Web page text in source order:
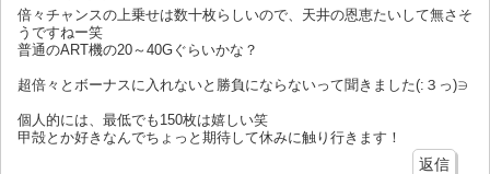
倍々チャンスの上乗せは数十枚らしいので、天井の恩恵たいして無さそ
うですねー笑
普通のART機の20～40Gぐらいかな？
超倍々とボーナスに入れないと勝負にならないって聞きました(:３っ)∋
個人的には、最低でも150枚は嬉しい笑
甲殻とか好きなんでちょっと期待して休みに触り行きます！
返信